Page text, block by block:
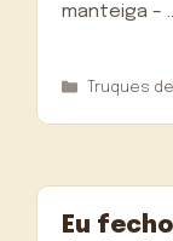
manteiga –
Categorias
Truques
Eu